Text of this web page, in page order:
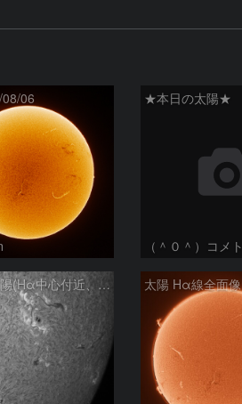
06 ★本日の太陽★
（＾０＾）コメト
8/6朝の太陽(Hα中心付近、4498、4502付近)